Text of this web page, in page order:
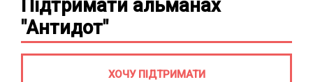
Підтримати альманах
"Антидот"
ХОЧУ ПІДТРИМАТИ